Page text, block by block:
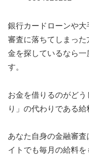
銀行カードローンや大
審査に落ちてしまっ
金を探しているなら一
す。
お金を借りるのがど
り」の代わりである給
あなた自身の金融審
イトでも毎月の給料